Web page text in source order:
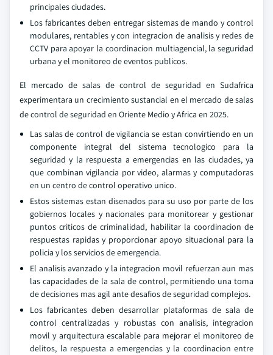
principales ciudades.
Los fabricantes deben entregar sistemas de mando y control
modulares, rentables y con integracion de analisis y redes de
CCTV para apoyar la coordinacion multiagencial, la seguridad
urbana y el monitoreo de eventos publicos.
El mercado de salas de control de seguridad en Sudafrica
experimentara un crecimiento sustancial en el mercado de salas
de control de seguridad en Oriente Medio y Africa en 2025.
Las salas de control de vigilancia se estan convirtiendo en un
componente integral del sistema tecnologico para la
seguridad y la respuesta a emergencias en las ciudades, ya
que combinan vigilancia por video, alarmas y computadoras
en un centro de control operativo unico.
Estos sistemas estan disenados para su uso por parte de los
gobiernos locales y nacionales para monitorear y gestionar
puntos criticos de criminalidad, habilitar la coordinacion de
respuestas rapidas y proporcionar apoyo situacional para la
policia y los servicios de emergencia.
El analisis avanzado y la integracion movil refuerzan aun mas
las capacidades de la sala de control, permitiendo una toma
de decisiones mas agil ante desafios de seguridad complejos.
Los fabricantes deben desarrollar plataformas de sala de
control centralizadas y robustas con analisis, integracion
movil y arquitectura escalable para mejorar el monitoreo de
delitos, la respuesta a emergencias y la coordinacion entre